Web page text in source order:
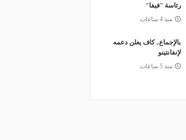
رئاسة "فيفا"
منذ 4 ساعات
بالإجماع.. كاف يعلن دعمه
لإنفانتينو
منذ 5 ساعات